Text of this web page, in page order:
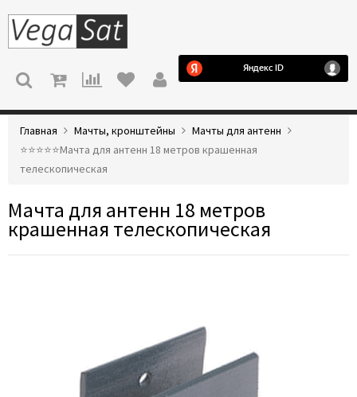
МЕНЮ
Главная Мачты, кронштейны
Мачты для антенн
⭐️⭐️⭐️⭐️⭐️Мачта для антенн 18 метров крашенная
телескопическая
Мачта для антенн 18 метров
крашенная телескопическая